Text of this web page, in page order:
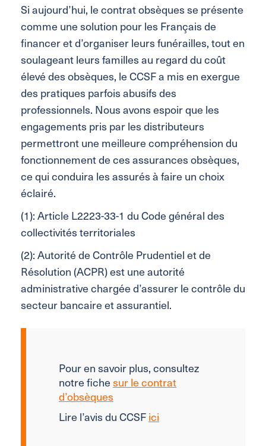
Si aujourd’hui, le contrat obsèques se présente
comme une solution pour les Français de
financer et d’organiser leurs funérailles, tout en
soulageant leurs familles au regard du coût
élevé des obsèques, le CCSF a mis en exergue
des pratiques parfois abusifs des
professionnels. Nous avons espoir que les
engagements pris par les distributeurs
permettront une meilleure compréhension du
fonctionnement de ces assurances obsèques,
ce qui conduira les assurés à faire un choix
éclairé.
(1): Article L2223-33-1 du Code général des
collectivités territoriales
(2): Autorité de Contrôle Prudentiel et de
Résolution (ACPR) est une autorité
administrative chargée d’assurer le contrôle du
secteur bancaire et assurantiel.
Pour en savoir plus, consultez
notre fichesur le contrat
d’obsèques
Lire l’avis du CCSFici